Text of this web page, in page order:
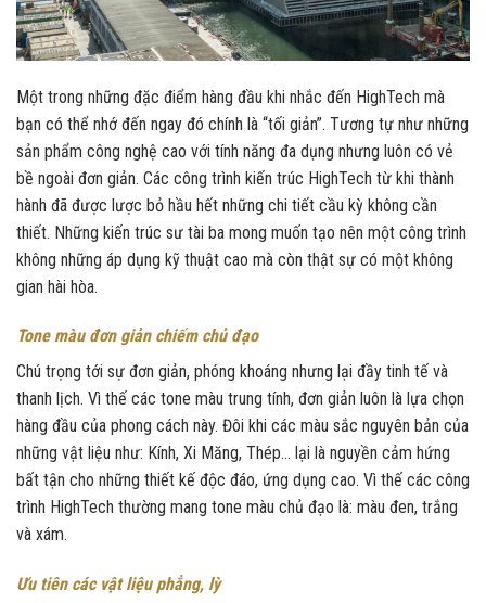
Một trong những đặc điểm hàng đầu khi nhắc đến HighTech mà
bạn có thể nhớ đến ngay đó chính là “tối giản”. Tương tự như những
sản phẩm công nghệ cao với tính năng đa dụng nhưng luôn có vẻ
bề ngoài đơn giản. Các công trình kiến trúc HighTech từ khi thành
hành đã được lược bỏ hầu hết những chi tiết cầu kỳ không cần
thiết. Những kiến trúc sư tài ba mong muốn tạo nên một công trình
không những áp dụng kỹ thuật cao mà còn thật sự có một không
gian hài hòa.
Tone màu đơn giản chiếm chủ đạo
Chú trọng tới sự đơn giản, phóng khoáng nhưng lại đầy tinh tế và
thanh lịch. Vì thế các tone màu trung tính, đơn giản luôn là lựa chọn
hàng đầu của phong cách này. Đôi khi các màu sắc nguyên bản của
những vật liệu như: Kính, Xi Măng, Thép… lại là nguyền cảm hứng
bất tận cho những thiết kế độc đáo, ứng dụng cao. Vì thế các công
trình HighTech thường mang tone màu chủ đạo là: màu đen, trắng
và xám.
Ưu tiên các vật liệu phẳng, lỳ